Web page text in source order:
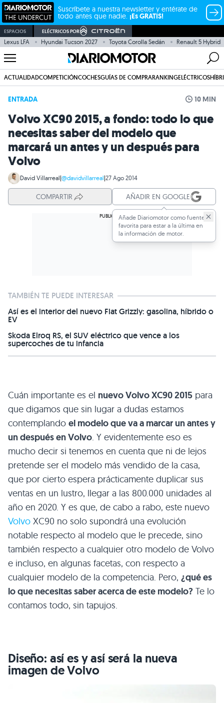
Suscríbete a nuestra newsletter y entérate de
todo antes que nadie. ¡Es GRATIS!
ESPACIOS ELÉCTRICOS POR
Lexus LFA Hyundai Tucson 2027 Toyota Corolla Sedán Renault 5 Hybrid
ACTUALIDADCOMPETICIÓNCOCHESGUÍAS DE COMPRARANKINGELÉCTRICOS
ENTRADA 10 MIN
Volvo XC90 2015, a fondo: todo lo que
necesitas saber del modelo que
marcará un antes y un después para
Volvo
David Villarreal|@davidvillarreal|27 Ago 2014
COMPARTIR AÑADIR EN GOOGLE
Añade Diariomotor como fuente
favorita para estar a la última en
la información de motor.
TAMBIÉN TE PUEDE INTERESAR
Así es el interior del nuevo Fiat Grizzly: gasolina, híbrido o
EV
Skoda Elroq RS, el SUV eléctrico que vence a los
supercoches de tu infancia
Cuán importante es el nuevo VolvoXC90 2015 para
que digamos que sin lugar a dudas estamos
contemplando el modelo que va a marcar un antes y
un después en Volvo. Y evidentemente eso es
mucho decir si tenemos en cuenta que ni de lejos
pretende ser el modelo más vendido de la casa,
que por cierto espera prácticamente duplicar sus
ventas en un lustro, llegar a las 800.000 unidades al
año en 2020. Y es que, de cabo a rabo, este nuevo
Volvo XC90 no solo supondrá una evolución
notable respecto al modelo que le precede, sino
también respecto a cualquier otro modelo de Volvo
e incluso, en algunas facetas, con respecto a
cualquier modelo de la competencia. Pero, ¿qué es
lo que necesitas saber acerca de este modelo? Te lo
contamos todo, sin tapujos.
Diseño: así es y así será la nueva
imagen de Volvo